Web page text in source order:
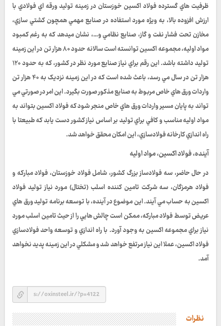
ظرفيت هاي گسترده فولاد اکسين خوزستان در زمينه توليد ورقه اي فولادي با
ارزش افزوده بالا، به ويژه مورد استفاده در صنايع مهمي همچون کشتي سازي،
مخازن تحت فشار نفت و گاز، صنايع نظامي و…، نشان ميدهد که به رغم کمبود
مواد اوليه، مجموعه اکسين توانسته است سالانه حدود ۸۰ هزار تن در اين زمينه
توليد داشته باشد. اين رقم براي نياز صنايع مورد نظر در کشور، که به حدود ۱۲۰
هزار تن در سال مي رسد، باعث شده است که در اين زمينه نزديک به ۴۰ هزار تن
واردات ورق هاي خاص مربوط به صنايع مذکور صورت بگيرد. اين امر در صورتي مي
تواند به پايان مسير واردات ورق هاي خاص منجر شود که فولاد اکسين بتواند به
مواد اوليه مناسب و کافي براي توليد بر اساس نياز کشور دست يابد که طبيعتا با
راه اندازي کارخانه فولادسازي، اين امکان محقق خواهد شد.
آينده، فولاد اکسين، مواد اوليه
در حال حاضر، سه فولادساز بزرگ کشور، شامل فولاد خوزستان، فولاد مبارکه و
فولاد هرمزگان، سه شرکت تامين کننده اسلب (تختال) مورد نياز توليد فولاد
اکسين به حساب مي آيند. اين موضوع در آينده، با توسعه برنامه توليد ورق هاي
عريض توسط فولاد مبارکه، ممکن است چالش هايي را از حيث تامين اسلب مورد
نياز براي مجموعه اکسين به وجود آورد. با راه اندازي و توسعه واحد فولادسازي
فولاد اکسين، عملا اين نياز مرتفع خواهد شد و مشکلي در اين زمينه پديد نخواهد
آمد.
نظرات